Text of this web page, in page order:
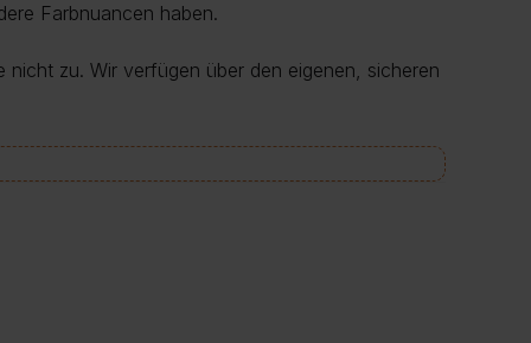
Farbnuancen haben.
zu. Wir verfügen über den eigenen, sicheren